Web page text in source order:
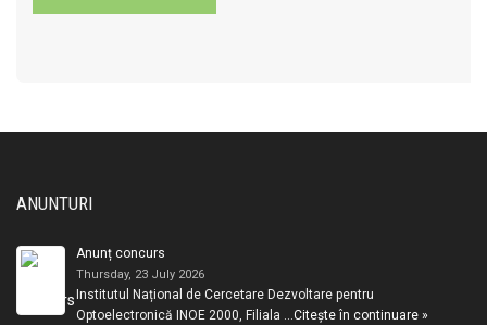
ANUNTURI
Anunț concurs
Thursday, 23 July 2026
Institutul Național de Cercetare Dezvoltare pentru
Optoelectronică INOE 2000, Filiala …Citește în continuare »